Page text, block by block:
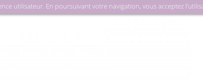
utilisateur. En poursuivant votre navigation, vous acceptez